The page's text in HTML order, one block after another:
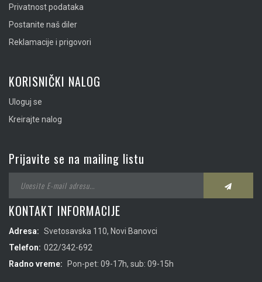
Privatnost podataka
Postanite naš diler
Reklamacije i prigovori
KORISNIČKI NALOG
Uloguj se
Kreirajte nalog
Prijavite se na mailing listu
KONTAKT INFORMACIJE
Adresa: Svetosavska 110, Novi Banovci
Telefon: 022/342-692
Radno vreme:
Pon-pet: 09-17h, sub: 09-15h